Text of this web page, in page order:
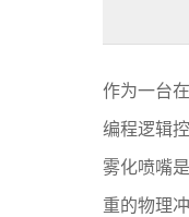
作为一台
编程逻辑
雾化喷嘴
重的物理